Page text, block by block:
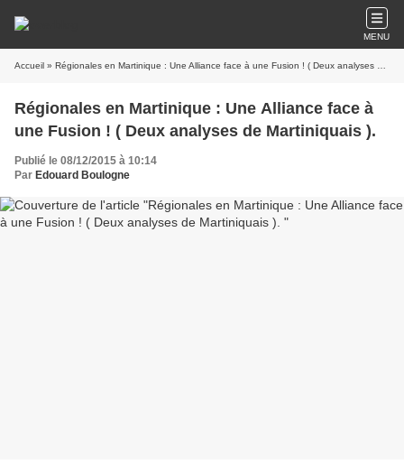
MENU
Accueil » Régionales en Martinique : Une Alliance face à une Fusion ! ( Deux analyses de Martiniquais ).
Régionales en Martinique : Une Alliance face à
une Fusion ! ( Deux analyses de Martiniquais ).
Publié le 08/12/2015 à 10:14
Par Edouard Boulogne